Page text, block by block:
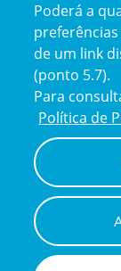
Policy
Canal
Poderá a
preferências
de um link
(ponto 5.7).
Para
Política de